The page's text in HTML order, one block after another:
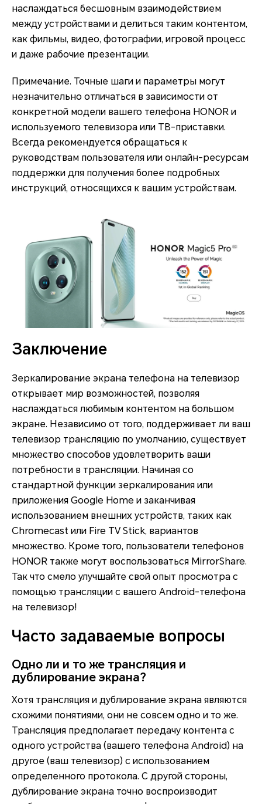
наслаждаться бесшовным взаимодействием
между устройствами и делиться таким контентом,
как фильмы, видео, фотографии, игровой процесс
и даже рабочие презентации.
Примечание. Точные шаги и параметры могут
незначительно отличаться в зависимости от
конкретной модели вашего телефона HONOR и
используемого телевизора или ТВ-приставки.
Всегда рекомендуется обращаться к
руководствам пользователя или онлайн-ресурсам
поддержки для получения более подробных
инструкций, относящихся к вашим устройствам.
Заключение
Зеркалирование экрана телефона на телевизор
открывает мир возможностей, позволяя
наслаждаться любимым контентом на большом
экране. Независимо от того, поддерживает ли ваш
телевизор трансляцию по умолчанию, существует
множество способов удовлетворить ваши
потребности в трансляции. Начиная со
стандартной функции зеркалирования или
приложения Google Home и заканчивая
использованием внешних устройств, таких как
Chromecast или Fire TV Stick, вариантов
множество. Кроме того, пользователи телефонов
HONOR также могут воспользоваться MirrorShare.
Так что смело улучшайте свой опыт просмотра с
помощью трансляции с вашего Android-телефона
на телевизор!
Часто задаваемые вопросы
Одно ли и то же трансляция и
дублирование экрана?
Хотя трансляция и дублирование экрана являются
схожими понятиями, они не совсем одно и то же.
Трансляция предполагает передачу контента с
одного устройства (вашего телефона Android) на
другое (ваш телевизор) с использованием
определенного протокола. С другой стороны,
дублирование экрана точно воспроизводит